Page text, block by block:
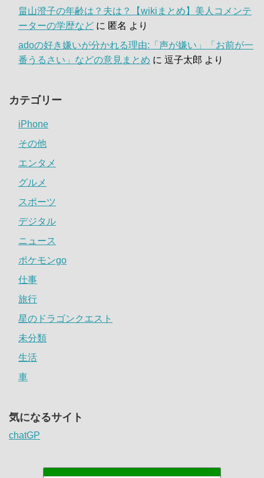
畠山澄子の年齢は？夫は？【wikiまとめ】美人コメンテ
ーターの学歴など に 匿名 より
adoの好き嫌いが分かれる理由:「声が嫌い」「お前が一
番うるさい」などの意見まとめ に 逗子太郎 より
カテゴリー
iPhone
その他
エンタメ
グルメ
スポーツ
デジタル
ニュース
ポケモンgo
仕事
旅行
星のドラゴンクエスト
未分類
生活
車
気になるサイト
chatGP